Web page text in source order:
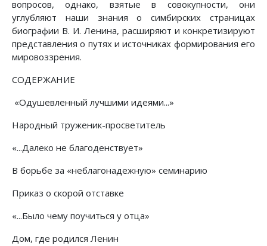
вопросов, однако, взятые в совокупности, они
углубляют наши знания о симбирских страницах
биографии В. И. Ленина, расширяют и конкретизируют
представления о путях и источниках формирования его
мировоззрения.
СОДЕРЖАНИЕ
«Одушевленный лучшими идеями...»
Народный труженик-просветитель
«...Далеко не благоденствует»
В борьбе за «неблагонадежную» семинарию
Приказ о скорой отставке
«...Было чему поучиться у отца»
Дом, где родился Ленин